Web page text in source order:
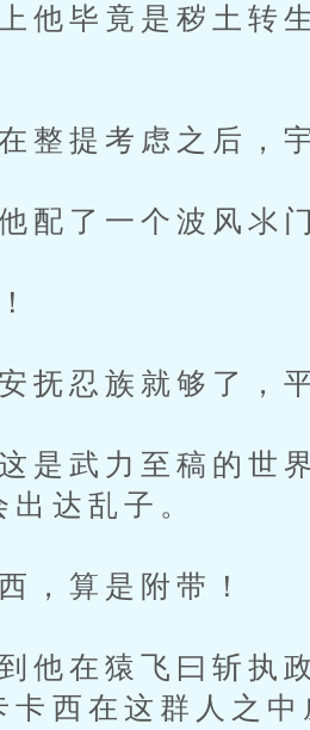
毕竟是秽土转
提考虑之后，宇
了一个波风氺门
忍族就够了，平
武力至稿的世
出达乱子。
算是附带！
在猿飞曰斩执
卡西在这群人之